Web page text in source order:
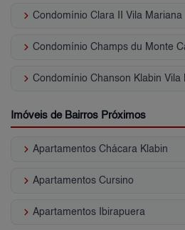
keyboard_arrow_right Condomínio Clara II Vila Mariana
keyboard_arrow_right Condomínio Champs du Monte
keyboard_arrow_right Condomínio Chanson Klabin Vila
Imóveis de Bairros Próximos
keyboard_arrow_right Apartamentos Chácara Klabin
keyboard_arrow_right Apartamentos Cursino
keyboard_arrow_right Apartamentos Ibirapuera